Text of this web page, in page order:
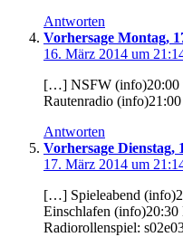
Antworten
Vorhersage Montag,
16. März 2014 um
[…] NSFW (info)20:00
Rautenradio
Antworten
Vorhersage Dienstag,
17. März 2014 um
[…] Spieleabend
Einschlafen
Radiorollenspiel: